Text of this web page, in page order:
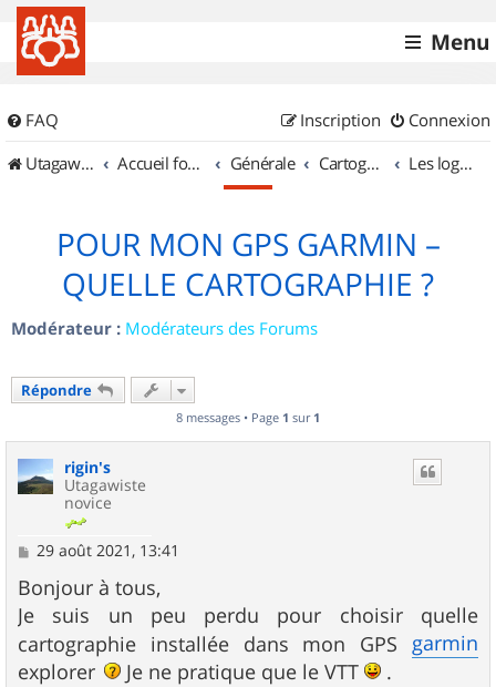
Menu
FAQ Connexion
Inscription
UtagawaVTT (Randos VTT et VTTAE avec traces GPS)
Accueil forum Générale Cartographie et GPS Les logiciels
POUR MON GPS GARMIN –
QUELLE CARTOGRAPHIE ?
Modérateur : Modérateurs des Forums
Répondre
8 messages • Page 1 sur 1
rigin's
Utagawiste
novice
M
s
s
a
g
e
29 août 2021, 13:41
Bonjour à tous,
Je suis un peu perdu pour choisir quelle
cartographie installée dans mon GPS garmin
explorer
Je ne pratique que le VTT .